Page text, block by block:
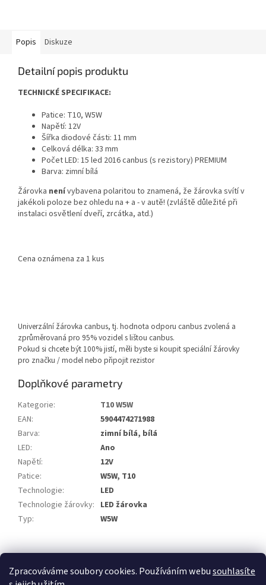
Zpracováváme soubory cookies. Používáním webusouhlasíte
Popis Diskuze
Detailní popis produktu
TECHNICKÉ SPECIFIKACE:
Patice: T10, W5W
Napětí: 12V
Šířka diodové části: 11 mm
Celková délka: 33 mm
Počet LED: 15 led 2016 canbus (s rezistory) PREMIUM
Barva: zimní bílá
Žárovka nenívybavena polaritou to znamená, že žárovka svítí v
jakékoli poloze bez ohledu na + a - v autě! (zvláště důležité při
instalaci osvětlení dveří, zrcátka, atd.)
Cena oznámena za 1 kus
Univerzální žárovka canbus, tj. hodnota odporu canbus zvolená a
zprůměrovaná pro 95% vozidel s lištou canbus.
Pokud si chcete být 100% jistí, měli byste si koupit speciální žárovky
pro značku / model nebo připojit rezistor
Doplňkové parametry
Kategorie:
T10 W5W
EAN:
5904474271988
Barva:
zimní bílá, bílá
LED:
Ano
Napětí:
12V
Patice:
W5W, T10
Technologie:
LED
Technologie žárovky: LED žárovka
Typ: W5W
Z